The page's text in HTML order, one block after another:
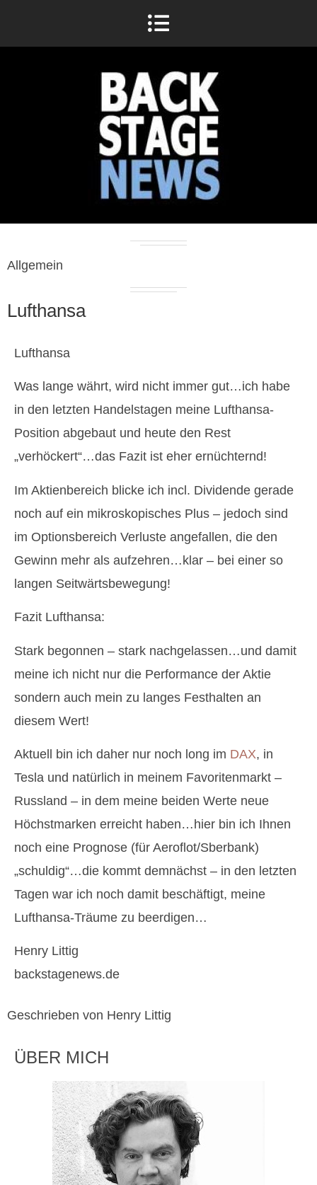
Allgemein
Lufthansa
Lufthansa
Was lange währt, wird nicht immer gut…ich habe
in den letzten Handelstagen meine Lufthansa-
Position abgebaut und heute den Rest
„verhöckert“…das Fazit ist eher ernüchternd!
Im Aktienbereich blicke ich incl. Dividende gerade
noch auf ein mikroskopisches Plus – jedoch sind
im Optionsbereich Verluste angefallen, die den
Gewinn mehr als aufzehren…klar – bei einer so
langen Seitwärtsbewegung!
Fazit Lufthansa:
Stark begonnen – stark nachgelassen…und damit
meine ich nicht nur die Performance der Aktie
sondern auch mein zu langes Festhalten an
diesem Wert!
Aktuell bin ich daher nur noch long im DAX, in
Tesla und natürlich in meinem Favoritenmarkt –
Russland – in dem meine beiden Werte neue
Höchstmarken erreicht haben…hier bin ich Ihnen
noch eine Prognose (für Aeroflot/Sberbank)
„schuldig“…die kommt demnächst – in den letzten
Tagen war ich noch damit beschäftigt, meine
Lufthansa-Träume zu beerdigen…
Henry Littig
backstagenews.de
Geschrieben von Henry Littig
ÜBER MICH